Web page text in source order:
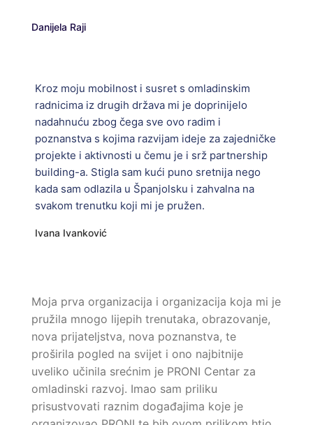
Danijela Raji
Kroz moju mobilnost i susret s omladinskim
radnicima iz drugih država mi je doprinijelo
nadahnuću zbog čega sve ovo radim i
poznanstva s kojima razvijam ideje za zajedničke
projekte i aktivnosti u čemu je i srž partnership
building-a. Stigla sam kući puno sretnija nego
kada sam odlazila u Španjolsku i zahvalna na
svakom trenutku koji mi je pružen.
Ivana Ivanković
Moja prva organizacija i organizacija koja mi je
pružila mnogo lijepih trenutaka, obrazovanje,
nova prijateljstva, nova poznanstva, te
proširila pogled na svijet i ono najbitnije
uveliko učinila srećnim je PRONI Centar za
omladinski razvoj. Imao sam priliku
prisustvovati raznim događajima koje je